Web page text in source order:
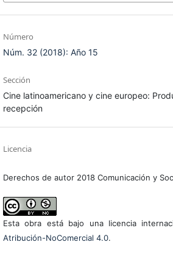
Número
Núm. 32 (2018): Año 15
Sección
Cine latinoamericano y cine europeo:
recepción
Licencia
Derechos de autor 2018 Comunicación y
Esta obra está bajo una licencia
Atribución-NoComercial 4.0.